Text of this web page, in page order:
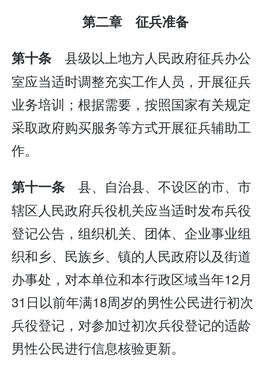
第二章 征兵准备
第十条 县级以上地方人民政府征兵办公
室应当适时调整充实工作人员，开展征兵
业务培训；根据需要，按照国家有关规定
采取政府购买服务等方式开展征兵辅助工
作。
第十一条 县、自治县、不设区的市、市
辖区人民政府兵役机关应当适时发布兵役
登记公告，组织机关、团体、企业事业组
织和乡、民族乡、镇的人民政府以及街道
办事处，对本单位和本行政区域当年12月
31日以前年满18周岁的男性公民进行初次
兵役登记，对参加过初次兵役登记的适龄
男性公民进行信息核验更新。